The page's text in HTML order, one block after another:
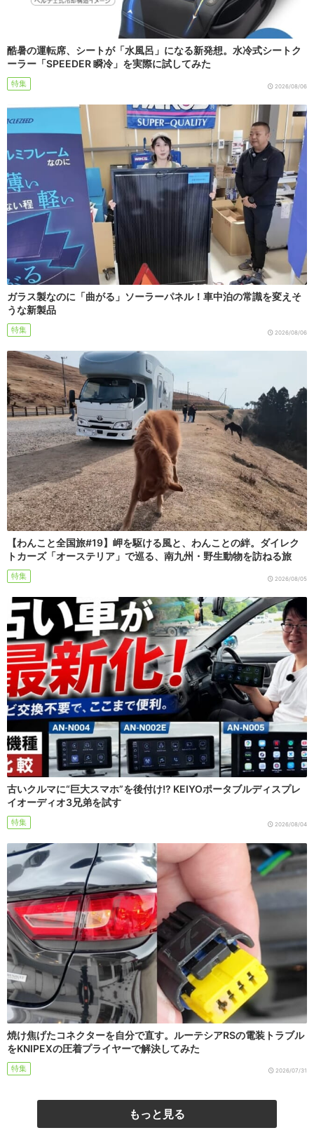
酷暑の運転席、シートが「水風呂」になる新発想。水冷式シートク
ーラー「SPEEDER 瞬冷」を実際に試してみた
特集 2026/08/06
ガラス製なのに「曲がる」ソーラーパネル！車中泊の常識を変えそ
うな新製品
特集 2026/08/06
【わんこと全国旅#19】岬を駆ける風と、わんことの絆。ダイレク
トカーズ「オーステリア」で巡る、南九州・野生動物を訪ねる旅
特集 2026/08/05
古いクルマに“巨大スマホ”を後付け!? KEIYOポータブルディスプレ
イオーディオ3兄弟を試す
特集 2026/08/04
焼け焦げたコネクターを自分で直す。ルーテシアRSの電装トラブル
をKNIPEXの圧着プライヤーで解決してみた
特集 2026/07/31
もっと見る